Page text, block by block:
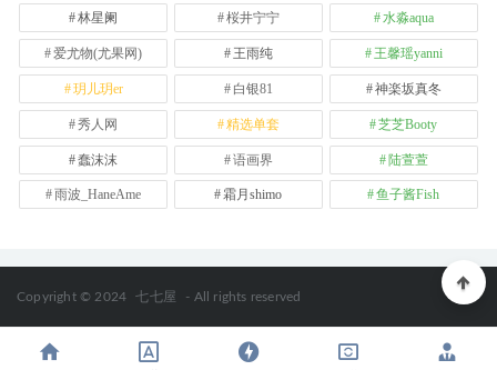
林星阑 桜井宁宁 水淼aqua
爱尤物(尤果网) 王雨纯 王馨瑶yanni
玥儿玥er 白银81 神楽坂真冬
秀人网 精选单套 芝芝Booty
蠢沫沫 语画界 陆萱萱
雨波_HaneAme 霜月shimo 鱼子酱Fish
Copyright © 2024 七七屋 - All rights reserved